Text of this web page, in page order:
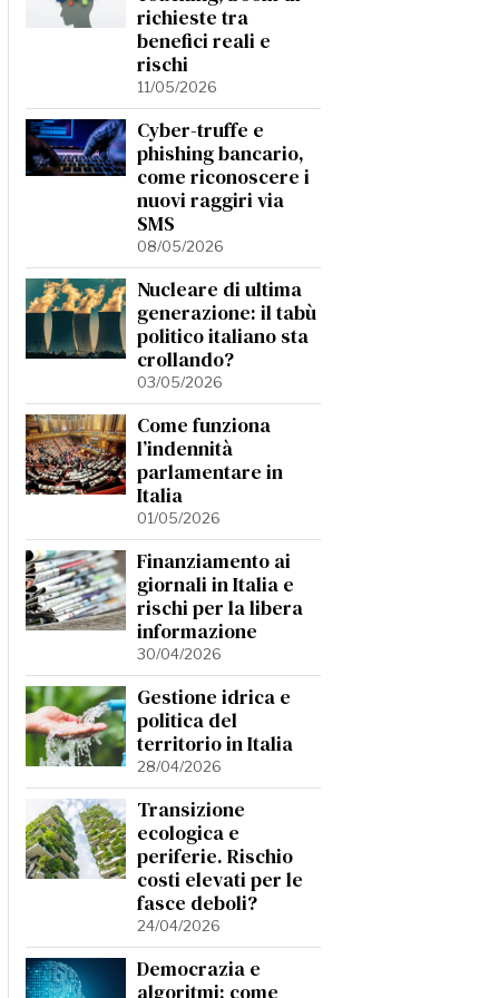
richieste tra
benefici reali e
rischi
11/05/2026
Cyber-truffe e
phishing bancario,
come riconoscere i
nuovi raggiri via
SMS
08/05/2026
Nucleare di ultima
generazione: il tabù
politico italiano sta
crollando?
03/05/2026
Come funziona
l’indennità
parlamentare in
Italia
01/05/2026
Finanziamento ai
giornali in Italia e
rischi per la libera
informazione
30/04/2026
Gestione idrica e
politica del
territorio in Italia
28/04/2026
Transizione
ecologica e
periferie. Rischio
costi elevati per le
fasce deboli?
24/04/2026
Democrazia e